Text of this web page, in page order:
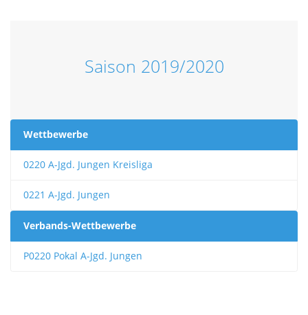
Saison 2019/2020
Wettbewerbe
0220 A-Jgd. Jungen Kreisliga
0221 A-Jgd. Jungen
Verbands-Wettbewerbe
P0220 Pokal A-Jgd. Jungen